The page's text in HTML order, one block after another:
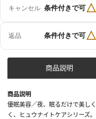
キャンセル 条件付きで可△
返品 条件付きで可△
商品説明
商品説明
優眠美容／夜、眠るだけで美し
く、ヒュウナイトケアシリーズ